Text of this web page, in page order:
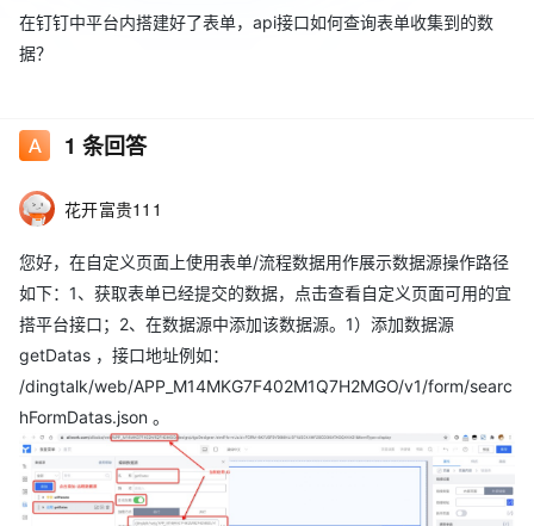
在钉钉中平台内搭建好了表单，api接口如何查询表单收集到的数
据？
1 条回答
花开富贵111
您好，在自定义页面上使用表单/流程数据用作展示数据源操作路径
如下：1、获取表单已经提交的数据，点击查看自定义页面可用的宜
搭平台接口；2、在数据源中添加该数据源。1）添加数据源
getDatas ，接口地址例如：
/dingtalk/web/APP_M14MKG7F402M1Q7H2MGO/v1/form/searc
hFormDatas.json 。